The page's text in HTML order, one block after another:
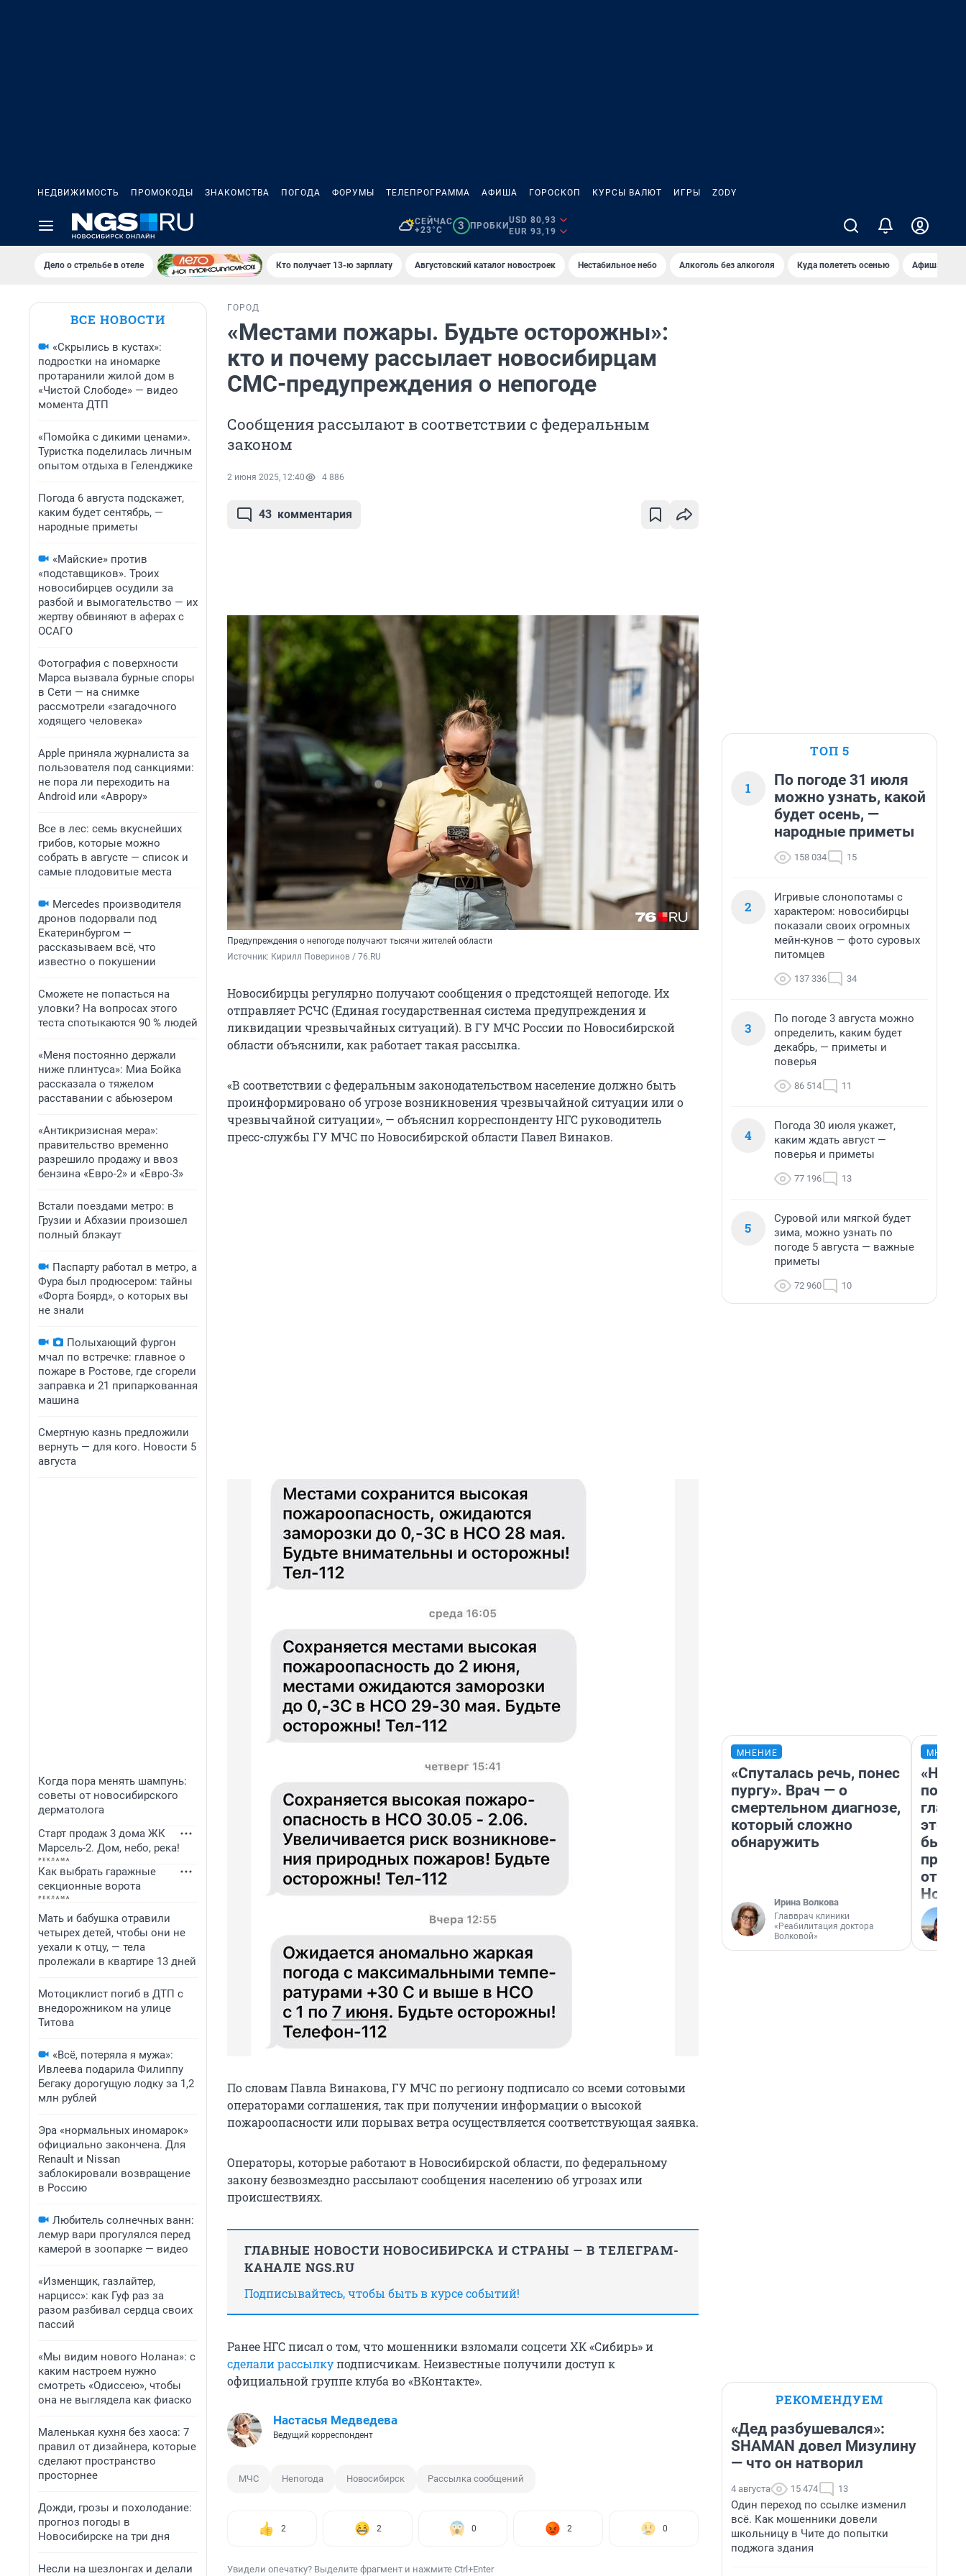
НЕДВИЖИМОСТЬ ПРОМОКОДЫ ЗНАКОМСТВА ПОГОДА ФОРУМЫ ТЕЛЕПРОГРАММА АФИША ГОРОСКОП КУРСЫ ВАЛЮТ ИГРЫ ZODY
СЕЙЧАС
+23°C
3 ПРОБКИ
USD 80,93
EUR 93,19
Дело о стрельбе в отеле Кто получает 13-ю зарплату Августовский каталог новостроек Нестабильное небо Алкоголь без алкоголя Куда полететь осенью Афиша на
ВСЕ НОВОСТИ
«Скрылись в кустах»:
подростки на иномарке
протаранили жилой дом в
«Чистой Слободе» — видео
момента ДТП
«Помойка с дикими ценами».
Туристка поделилась личным
опытом отдыха в Геленджике
Погода 6 августа подскажет,
каким будет сентябрь, —
народные приметы
«Майские» против
«подставщиков». Троих
новосибирцев осудили за
разбой и вымогательство — их
жертву обвиняют в аферах с
ОСАГО
Фотография с поверхности
Марса вызвала бурные споры
в Сети — на снимке
рассмотрели «загадочного
ходящего человека»
Apple приняла журналиста за
пользователя под санкциями:
не пора ли переходить на
Android или «Аврору»
Все в лес: семь вкуснейших
грибов, которые можно
собрать в августе — список и
самые плодовитые места
Mercedes производителя
дронов подорвали под
Екатеринбургом —
рассказываем всё, что
известно о покушении
Сможете не попасться на
уловки? На вопросах этого
теста спотыкаются 90 % людей
«Меня постоянно держали
ниже плинтуса»: Миа Бойка
рассказала о тяжелом
расставании с абьюзером
«Антикризисная мера»:
правительство временно
разрешило продажу и ввоз
бензина «Евро-2» и «Евро-3»
Встали поездами метро: в
Грузии и Абхазии произошел
полный блэкаут
Паспарту работал в метро, а
Фура был продюсером: тайны
«Форта Боярд», о которых вы
не знали
Полыхающий фургон
мчал по встречке: главное о
пожаре в Ростове, где сгорели
заправка и 21 припаркованная
машина
Смертную казнь предложили
вернуть — для кого. Новости 5
августа
Когда пора менять шампунь:
советы от новосибирского
дерматолога
Старт продаж 3 дома ЖК
Марсель-2. Дом, небо, река!
Как выбрать гаражные
секционные ворота
Мать и бабушка отравили
четырех детей, чтобы они не
уехали к отцу, — тела
пролежали в квартире 13 дней
Мотоциклист погиб в ДТП с
внедорожником на улице
Титова
«Всё, потеряла я мужа»:
Ивлеева подарила Филиппу
Бегаку дорогущую лодку за 1,2
млн рублей
Эра «нормальных иномарок»
официально закончена. Для
Renault и Nissan
заблокировали возвращение
в Россию
Любитель солнечных ванн:
лемур вари прогулялся перед
камерой в зоопарке — видео
«Изменщик, газлайтер,
нарцисс»: как Гуф раз за
разом разбивал сердца своих
пассий
«Мы видим нового Нолана»: с
каким настроем нужно
смотреть «Одиссею», чтобы
она не выглядела как фиаско
Маленькая кухня без хаоса: 7
правил от дизайнера, которые
сделают пространство
просторнее
Дожди, грозы и похолодание:
прогноз погоды в
Новосибирске на три дня
Несли на шезлонгах и делали
ГОРОД
«Местами пожары. Будьте осторожны»:
кто и почему рассылает новосибирцам
СМС-предупреждения о непогоде
Сообщения рассылают в соответствии с федеральным
законом
2 июня 2025, 12:40 4 886
43 комментария
Предупреждения о непогоде получают тысячи жителей области
Источник: Кирилл Поверинов / 76.RU
Новосибирцы регулярно получают сообщения о предстоящей непогоде. Их
отправляет РСЧС (Единая государственная система предупреждения и
ликвидации чрезвычайных ситуаций). В ГУ МЧС России по Новосибирской
области объяснили, как работает такая рассылка.
«В соответствии с федеральным законодательством население должно быть
проинформировано об угрозе возникновения чрезвычайной ситуации или о
чрезвычайной ситуации», — объяснил корреспонденту НГС руководитель
пресс-службы ГУ МЧС по Новосибирской области Павел Винаков.
По словам Павла Винакова, ГУ МЧС по региону подписало со всеми сотовыми
операторами соглашения, так при получении информации о высокой
пожароопасности или порывах ветра осуществляется соответствующая заявка.
Операторы, которые работают в Новосибирской области, по федеральному
закону безвозмездно рассылают сообщения населению об угрозах или
происшествиях.
ГЛАВНЫЕ НОВОСТИ НОВОСИБИРСКА И СТРАНЫ — В ТЕЛЕГРАМ-
КАНАЛЕ NGS.RU
Подписывайтесь, чтобы быть в курсе событий!
Ранее НГС писал о том, что мошенники взломали соцсети ХК «Сибирь» и
сделали рассылкуподписчикам. Неизвестные получили доступ к
официальной группе клуба во «ВКонтакте».
Настасья Медведева
Ведущий корреспондент
МЧС Непогода Новосибирск Рассылка сообщений
2 2 0 2 0
Увидели опечатку? Выделите фрагмент и нажмите Ctrl+Enter
ТОП 5
1
По погоде 31 июля
можно узнать, какой
будет осень, —
народные приметы
158 034 15
2
Игривые слонопотамы с
характером: новосибирцы
показали своих огромных
мейн-кунов — фото суровых
питомцев
137 336 34
3
По погоде 3 августа можно
определить, каким будет
декабрь, — приметы и
поверья
86 514 11
4
Погода 30 июля укажет,
каким ждать август —
поверья и приметы
77 196 13
5
Суровой или мягкой будет
зима, можно узнать по
погоде 5 августа — важные
приметы
72 960 10
МНЕНИЕ
«Спуталась речь, понес
пургу». Врач — о
смертельном диагнозе,
который сложно
обнаружить
Ирина Волкова
Главврач клиники
«Реабилитация доктора
Волковой»
этого
бьет
РЕКОМЕНДУЕМ
«Дед разбушевался»:
SHAMAN довел Мизулину
— что он натворил
4 августа 15 474 13
Один переход по ссылке изменил
всё. Как мошенники довели
школьницу в Чите до попытки
поджога здания